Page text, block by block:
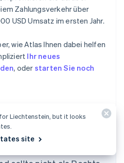
Zahlungsverkehr über
USD Umsatz im ersten Jahr.
wie Atlas Ihnen dabei helfen
Ihr neues
, oder starten Sie noch
dient nur zu
Liechtenstein, but it looks
site